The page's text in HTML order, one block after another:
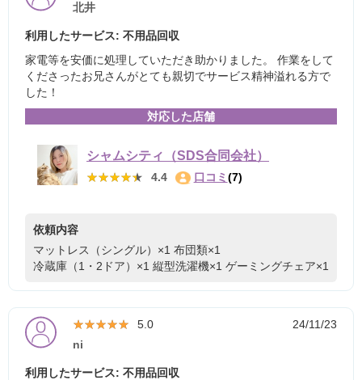
北井
利用したサービス: 不用品回収
家電等を安価に処理していただき助かりました。 作業をして
くださったお兄さんがとても親切でサービス精神溢れる方で
した！
対応した店舗
シャムシティ（SDS合同会社）
★★★★★
★★★★★ 4.4 口コミ (7)
依頼内容
マットレス（シングル）×1 布団類×1
冷蔵庫（1・2ドア）×1 縦型洗濯機×1 ゲーミングチェア×1
★★★★★
★★★★★ 5.0
24/11/23
ni
利用したサービス: 不用品回収